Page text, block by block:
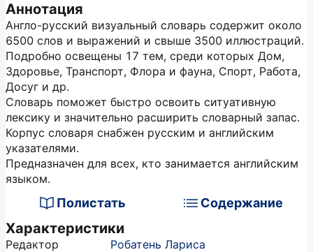
Аннотация
Англо-русский визуальный словарь содержит около
6500 слов и выражений и свыше 3500 иллюстраций.
Подробно освещены 17 тем, среди которых Дом,
Здоровье, Транспорт, Флора и фауна, Спорт, Работа,
Досуг и др.
Словарь поможет быстро освоить ситуативную
лексику и значительно расширить словарный запас.
Корпус словаря снабжен русским и английским
указателями.
Предназначен для всех, кто занимается английским
языком.
Полистать Содержание
Характеристики
Редактор
Робатень Лариса